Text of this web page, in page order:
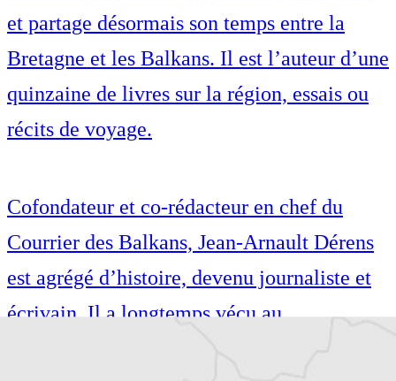
et partage désormais son temps entre la
Bretagne et les Balkans. Il est l’auteur d’une
quinzaine de livres sur la région, essais ou
récits de voyage.
Cofondateur et co-rédacteur en chef du
Courrier des Balkans, Jean-Arnault Dérens
est agrégé d’histoire, devenu journaliste et
écrivain. Il a longtemps vécu au